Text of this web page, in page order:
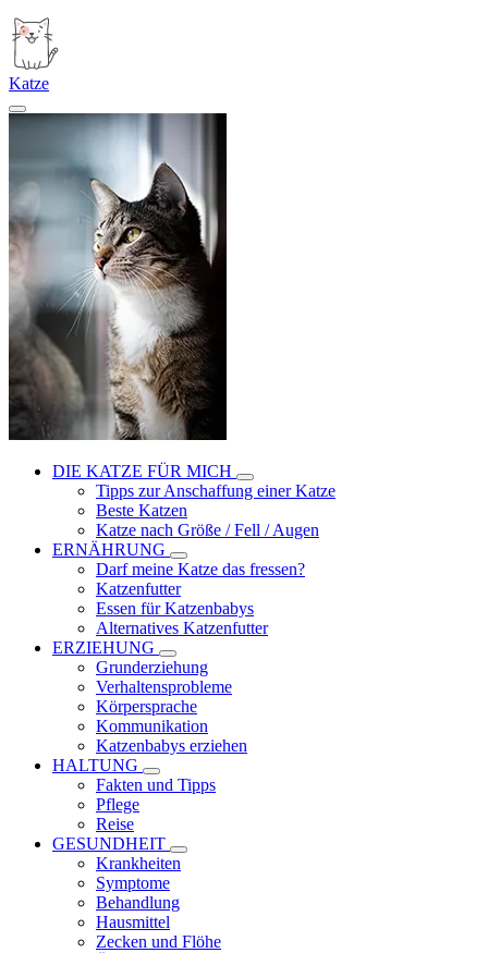
Katze
DIE KATZE FÜR MICH
Tipps zur Anschaffung einer Katze
Beste Katzen
Katze nach Größe / Fell / Augen
ERNÄHRUNG
Darf meine Katze das fressen?
Katzenfutter
Essen für Katzenbabys
Alternatives Katzenfutter
ERZIEHUNG
Grunderziehung
Verhaltensprobleme
Körpersprache
Kommunikation
Katzenbabys erziehen
HALTUNG
Fakten und Tipps
Pflege
Reise
GESUNDHEIT
Krankheiten
Symptome
Behandlung
Hausmittel
Zecken und Flöhe